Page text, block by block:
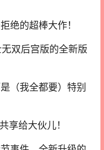
绝的超棒大作！
双后宫版的全新版
（我全都要）特别
享给大伙儿！